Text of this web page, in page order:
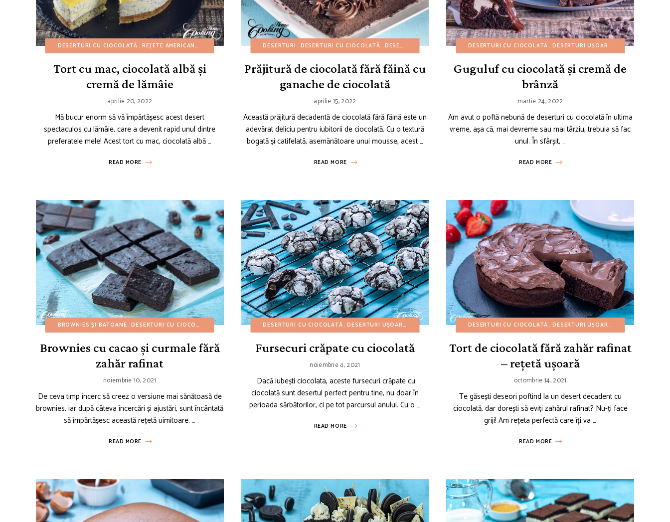
DESERTURI CU CIOCOLATĂ REȚETE AMERICANE REȚETE DE CHEESECAKE REȚETE DE CRĂCIUN REȚETE DE PAȘTI REȚETE DE PRĂJITURI REȚETE DE PRIMĂVARĂ REȚETE DE VARĂ REȚETE DE ZIUA
Tort cu mac, ciocolată albă și
cremă de lămâie
aprilie 20, 2022
Mă bucur enorm să vă împărtășesc acest desert
spectaculos cu lămâie, care a devenit rapid unul dintre
preferatele mele! Acest tort cu mac, ciocolată albă …
READ MORE
DESERTURI DESERTURI CU CIOCOLATĂ DESERTURI UȘOARE REȚETE AMERICANE REȚETE DE CRĂCIUN REȚETE DE IARNĂ REȚETE DE
Prăjitură de ciocolată fără făină cu
ganache de ciocolată
aprilie 15, 2022
Această prăjitură decadentă de ciocolată fără făină este un
adevărat deliciu pentru iubitorii de ciocolată. Cu o textură
bogată și catifelată, asemănătoare unui mousse, acest …
READ MORE
DESERTURI CU CIOCOLATĂ DESERTURI UȘOARE PRĂJITURI
Guguluf cu ciocolată și cremă de
brânză
martie 24, 2022
Am avut o poftă nebună de deserturi cu ciocolată în ultima
vreme, așa că, mai devreme sau mai târziu, trebuia să fac
unul. În sfârșit, …
READ MORE
BROWNIES ȘI BATOANE DESERTURI CU CIOCOLATĂ DESERTURI CU FRUCTE DESERTURI UȘOARE REȚETE AMERICANE REȚETE CU BUGET REDUS REȚETE DE 4 IULIE REȚETE DE CRĂCIUN REȚETE DE
Brownies cu cacao și curmale fără
zahăr rafinat
noiembrie 10, 2021
De ceva timp încerc să creez o versiune mai sănătoasă de
brownies, iar după câteva încercări și ajustări, sunt încântată
să împărtășesc această rețetă uimitoare. …
READ MORE
DESERTURI CU CIOCOLATĂ DESERTURI UȘOARE MINI PRĂJITURI REȚETE AMERICANE REȚETE DE 4 IULIE REȚETE DE CRĂCIUN
Fursecuri crăpate cu ciocolată
noiembrie 4, 2021
Dacă iubești ciocolata, aceste fursecuri crăpate cu
ciocolată sunt desertul perfect pentru tine, nu doar în
perioada sărbătorilor, ci pe tot parcursul anului. Cu o …
READ MORE
DESERTURI CU CIOCOLATĂ DESERTURI UȘOARE REȚETE
Tort de ciocolată fără zahăr rafinat
– rețetă ușoară
octombrie 14, 2021
Te găsești deseori poftind la un desert decadent cu
ciocolată, dar dorești să eviți zahărul rafinat? Nu-ți face
griji! Am rețeta perfectă care îți va …
READ MORE